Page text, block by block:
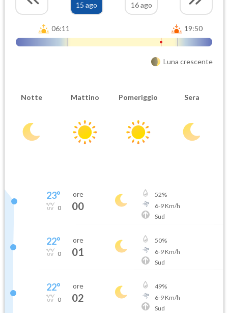
15 ago
16 ago
06:11 19:50
Luna crescente
Notte Mattino Pomeriggio Sera
23°
0
ore
00
52%
6-9Km/h
Sud
22°
0
ore
01
50%
6-9Km/h
Sud
22°
0
ore
02
49%
6-9Km/h
Sud